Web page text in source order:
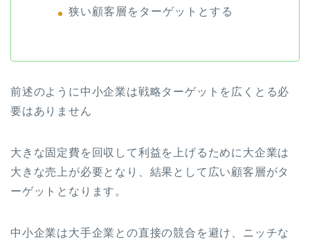
狭い顧客層をターゲットとする
前述のように中小企業は戦略ターゲットを広くとる必
要はありません
大きな固定費を回収して利益を上げるために大企業は
大きな売上が必要となり、結果として広い顧客層がタ
ーゲットとなります。
中小企業は大手企業との直接の競合を避け、ニッチな